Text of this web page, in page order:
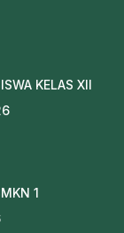
KELAS XII
1